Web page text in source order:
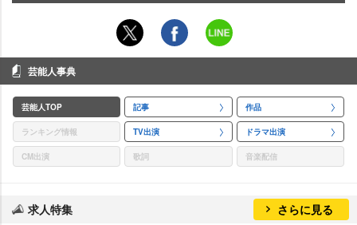
芸能人事典
芸能人TOP 記事 作品
ランキング情報 TV出演 ドラマ出演
CM出演 歌詞 音楽配信
求人特集 さらに見る